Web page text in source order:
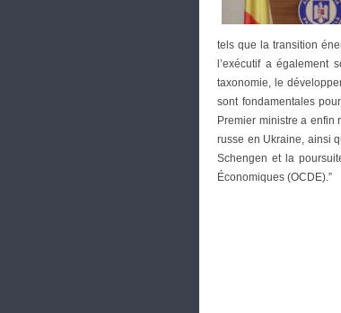
tels que la transition
l’exécutif a
taxonomie, le
sont fondamentales
Premier ministre a enfin
russe en Ukraine, ainsi
Schengen et la
Économiques (OCDE).”